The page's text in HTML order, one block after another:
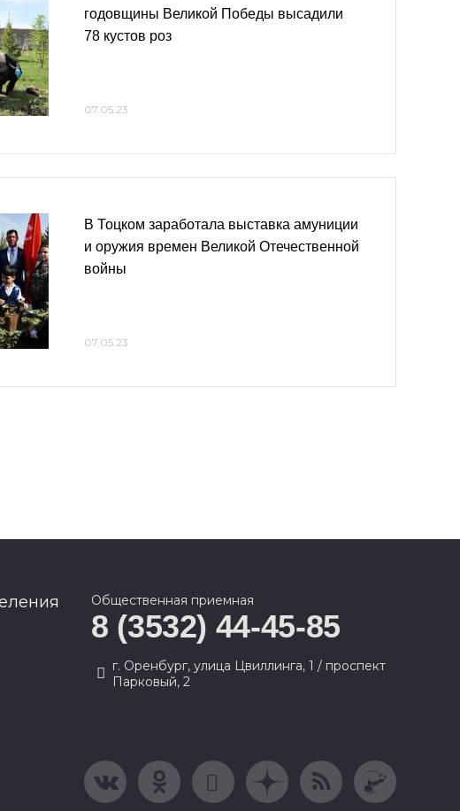
годовщины Великой Победы высадили
78 кустов роз
07.05.23
В Тоцком заработала выставка амуниции
и оружия времен Великой Отечественной
войны
07.05.23
Общественная приемная
8 (3532) 44-45-85
г. Оренбург, улица Цвиллинга, 1 / проспект
Парковый, 2